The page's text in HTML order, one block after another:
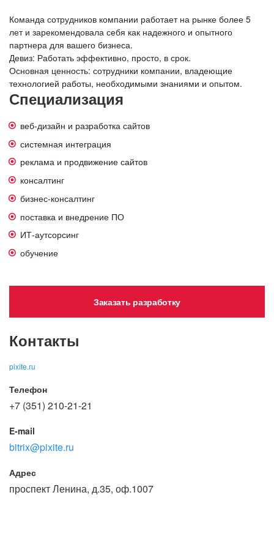
Команда сотрудников компании работает на рынке более 5
лет и зарекомендовала себя как надежного и опытного
партнера для вашего бизнеса.
Девиз: Работать эффективно, просто, в срок.
Основная ценность: сотрудники компании, владеющие
технологией работы, необходимыми знаниями и опытом.
Специализация
веб-дизайн и разработка сайтов
системная интеграция
реклама и продвижение сайтов
консалтинг
бизнес-консалтинг
поставка и внедрение ПО
ИТ-аутсорсинг
обучение
Заказать разработку
Контакты
pixite.ru
Телефон
+7 (351) 210-21-21
E-mail
bitrix@pixite.ru
Адрес
проспект Ленина, д.35, оф.1007